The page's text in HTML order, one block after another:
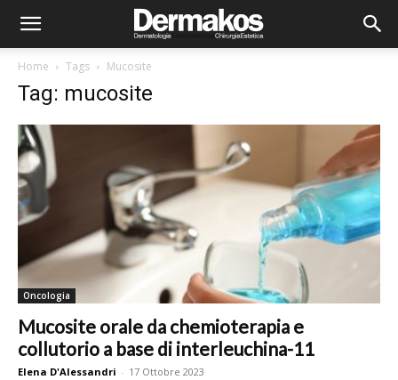
Home Tags Mucosite
Tag: mucosite
Oncologia
Mucosite orale da chemioterapia e
collutorio a base di interleuchina-11
Elena D'Alessandri - 17 Ottobre 2023